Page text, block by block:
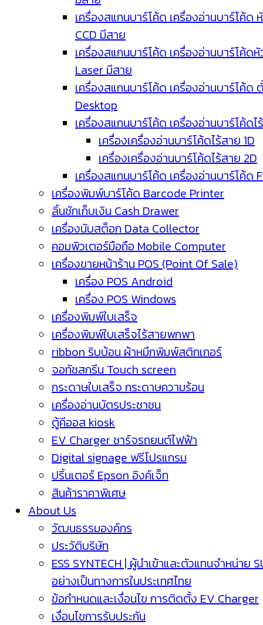
เครื่องสแกนบาร์โค้ด เครื่องอ่านบาร์โค้ด
CCD มีสาย
เครื่องสแกนบาร์โค้ด เครื่องอ่านบาร์โค้ด
Laser มีสาย
เครื่องสแกนบาร์โค้ด เครื่องอ่านบาร์โค้ด
Desktop
เครื่องสแกนบาร์โค้ด เครื่องอ่านบาร์โค้ดไ
เครื่องเครื่องอ่านบาร์โค้ดไร้สาย 1D
เครื่องเครื่องอ่านบาร์โค้ดไร้สาย 2D
เครื่องสแกนบาร์โค้ด เครื่องอ่านบาร์โค้ด
เครื่องพิมพ์บาร์โค้ด Barcode Printer
ลิ้นชักเก็บเงิน Cash Drawer
เครื่องนับสต็อก Data Collector
คอมพิวเตอร์มือถือ Mobile Computer
เครื่องขายหน้าร้าน POS (Point Of Sale)
เครื่อง POS Android
เครื่อง POS Windows
เครื่องพิมพ์ใบเสร็จ
เครื่องพิมพ์ใบเสร็จไร้สายพกพา
ribbon ริบบ้อน ผ้าหมึกพิมพ์สติกเกอร์
จอทัชสกรีน Touch screen
กระดาษใบเสร็จ กระดาษความร้อน
เครื่องอ่านบัตรประชาชน
ตู้คีออส kiosk
EV Charger ชาร์จรถยนต์ไฟฟ้า
Digital signage ฟรีโปรแกรม
ปริ้นเตอร์ Epson อิงค์เจ็ท
สินค้าราคาพิเศษ
About Us
วัฒนธรรมองค์กร
ประวัติบริษัท
ESS SYNTECH | ผู้นำเข้าและตัวแทนจำหน่าย
อย่างเป็นทางการในประเทศไทย
ข้อกำหนดและเงื่อนไข การติดตั้ง EV Charger
เงื่อนไขการรับประกัน